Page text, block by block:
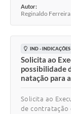
Autor:
Reginaldo Ferreira
IND - INDICAÇÕES
Solicita ao
possibilidade
natação para
Solicita ao
de contratação